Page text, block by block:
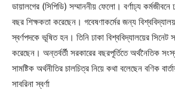
ডায়ালগের (সিপিডি) সম্মাননীয় ফেলো। বর্ণাঢ্য কর্মজীবনে
বছর শিক্ষকতা করেছেন। গবেষণাকর্মের জন্য
স্বর্ণপদকে ভূষিত হন। তিনি ঢাকা বিশ্ববিদ্যালয়ের সিনেট
করেছেন। অন্তর্বর্তী সরকারের বছরপূর্তিতে অর্থনৈতিক
সামষ্টিক অর্থনীতির চালচিত্র নিয়ে কথা বলেছেন বণিক
সাবরিনা স্বর্ণা